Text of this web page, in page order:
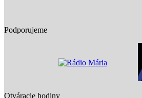
Podporujeme
Otváracie hodiny